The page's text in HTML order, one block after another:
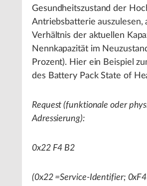
Gesundheitszustand der
Antriebsbatterie auszulesen,
Verhältnis der aktuellen
Nennkapazität im
Prozent). Hier ein Beispiel
des Battery Pack State of
Request (funktionale oder
Adressierung):
0x22 F4 B2
(0x22 =Service-Identifier;